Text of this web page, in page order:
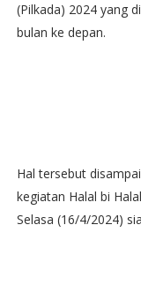
(Pilkada) 2024 yang
bulan ke depan.
Hal tersebut
kegiatan Halal bi
Selasa (16/4/2024)